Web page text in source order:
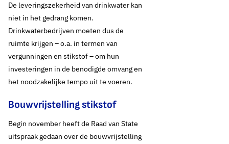
De leveringszekerheid van drinkwater kan
niet in het gedrang komen.
Drinkwaterbedrijven moeten dus de
ruimte krijgen – o.a. in termen van
vergunningen en stikstof – om hun
investeringen in de benodigde omvang en
het noodzakelijke tempo uit te voeren.
Bouwvrijstelling stikstof
Begin november heeft de Raad van State
uitspraak gedaan over de bouwvrijstelling